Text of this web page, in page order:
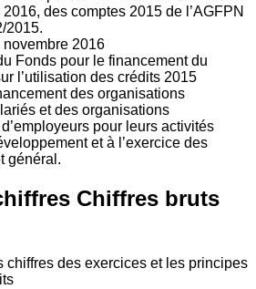
des comptes 2015 de l’AGFPN
2015.
novembre 2016
Fonds pour le financement du
l’utilisation des crédits 2015
des organisations
et des organisations
pour leurs activités
et à l’exercice des
général.
Chiffres bruts
chiffres des exercices et les principes